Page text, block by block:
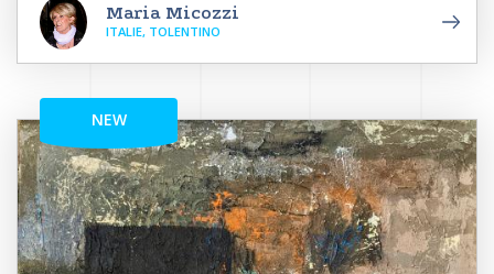
Maria Micozzi
ITALIE, TOLENTINO
NEW